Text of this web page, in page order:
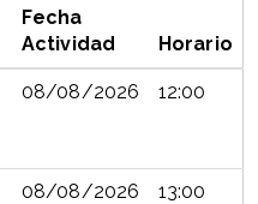
Fecha
Actividad
Horario
08/08/2026 12:00
08/08/2026 13:00